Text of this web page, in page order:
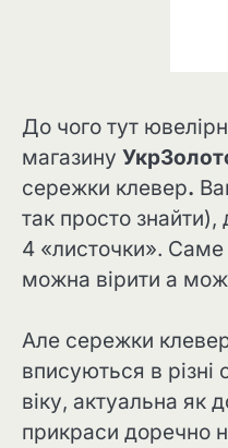
До чого тут
магазину
сережки клевер.
так просто
4 «листочки». Саме
можна вірити а
Але сережки
вписуються в
віку, актуальна як
прикраси доречно